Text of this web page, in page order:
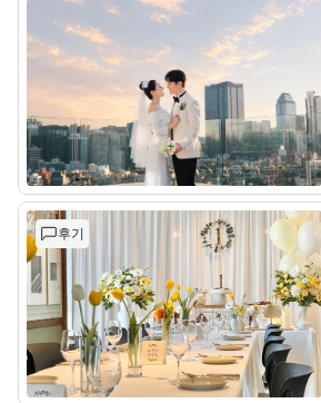
후기